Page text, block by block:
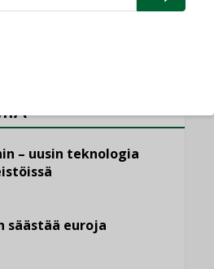
– uusin teknologia
säästää euroja